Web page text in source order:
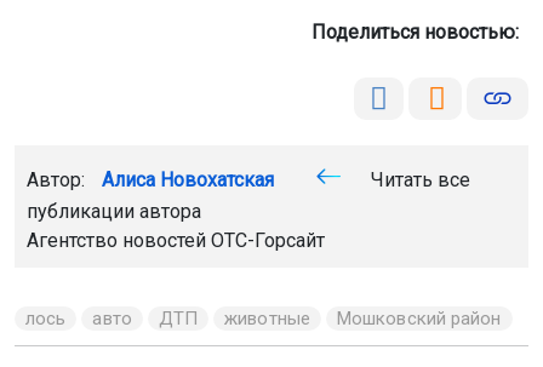
Поделиться новостью:
Автор: Алиса Новохатская
Читать все
публикации автора
Агентство новостей ОТС-Горсайт
лось авто ДТП животные Мошковский район